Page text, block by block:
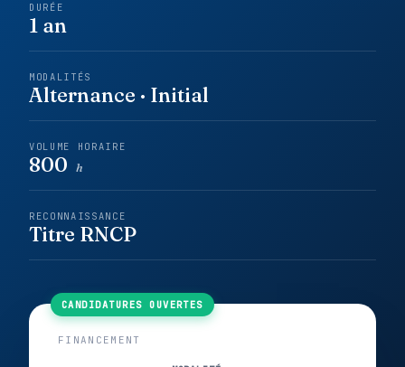
DURÉE
1 an
MODALITÉS
Alternance · Initial
VOLUME HORAIRE
800 h
RECONNAISSANCE
Titre RNCP
FINANCEMENT